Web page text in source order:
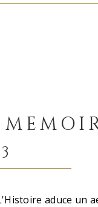
aduce un